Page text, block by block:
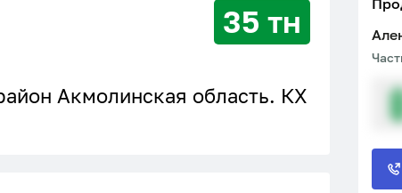
35 тн
Акмолинская область. КХ